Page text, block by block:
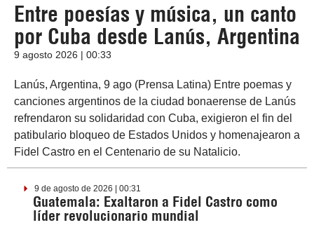
Entre poesías y música, un canto
por Cuba desde Lanús, Argentina
9 agosto 2026 | 00:33
Lanús, Argentina, 9 ago (Prensa Latina) Entre poemas y
canciones argentinos de la ciudad bonaerense de Lanús
refrendaron su solidaridad con Cuba, exigieron el fin del
patibulario bloqueo de Estados Unidos y homenajearon a
Fidel Castro en el Centenario de su Natalicio.
9 de agosto de 2026 | 00:31
Guatemala: Exaltaron a Fidel Castro como
líder revolucionario mundial